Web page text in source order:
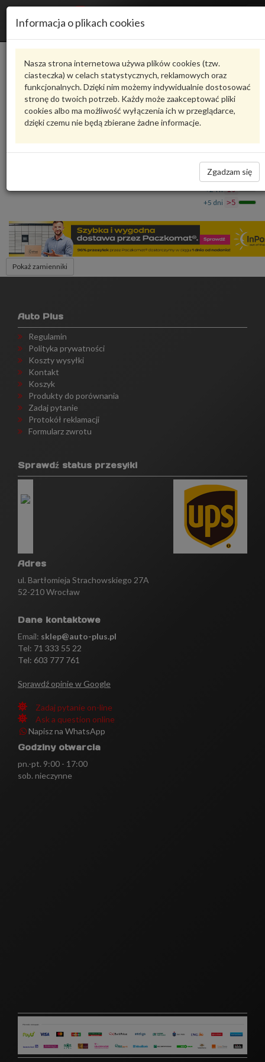
Informacja o plikach cookies
Nasza strona internetowa używa plików cookies (tzw.
ciasteczka) w celach statystycznych, reklamowych oraz
funkcjonalnych. Dzięki nim możemy indywidualnie dostosować
stronę do twoich potrzeb. Każdy może zaakceptować pliki
cookies albo ma możliwość wyłączenia ich w przeglądarce,
dzięki czemu nie będą zbierane żadne informacje.
Zgadzam się
Karta produktu
4M0821131FVAG
VAG - produkt oryginalny VW AUDI SEAT SKODA
Podpora 4M0821131F VAG
322,20 zł
Dostępność
Wrocław 0
+24 h 19
+5 dni >5
Pokaż zamienniki
Auto Plus
Regulamin
Polityka prywatności
Koszty wysyłki
Kontakt
Koszyk
Produkty do porównania
Zadaj pytanie
Protokół reklamacji
Formularz zwrotu
Sprawdź status przesyłki
Adres
ul. Bartłomieja Strachowskiego 27A
52-210 Wrocław
Dane kontaktowe
Email: sklep@auto-plus.pl
Tel: 71 333 55 22
Tel: 603 777 761
Sprawdź opinie w Google
Zadaj pytanie on-line
Ask a question online
Napisz na WhatsApp
Godziny otwarcia
pn.-pt. 9:00 - 17:00
sob. nieczynne